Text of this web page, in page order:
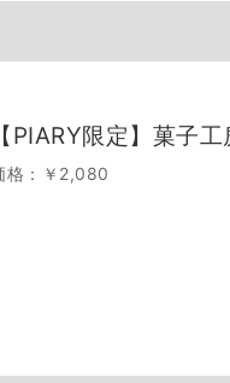
【PIARY限定】菓子
格：￥2,080